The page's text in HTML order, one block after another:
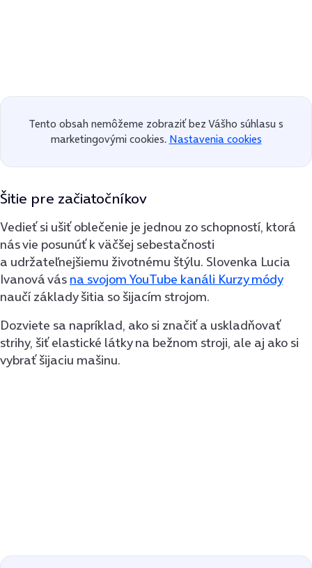
Tento obsah nemôžeme zobraziť bez Vášho súhlasu s
marketingovými cookies. Nastavenia cookies
Šitie pre začiatočníkov
Vedieť si ušiť oblečenie je jednou zo schopností, ktorá
nás vie posunúť k väčšej sebestačnosti
a udržateľnejšiemu životnému štýlu. Slovenka Lucia
Ivanová vás na svojom YouTube kanáli Kurzy módy
naučí základy šitia so šijacím strojom.
Dozviete sa napríklad, ako si značiť a uskladňovať
strihy, šiť elastické látky na bežnom stroji, ale aj ako si
vybrať šijaciu mašinu.